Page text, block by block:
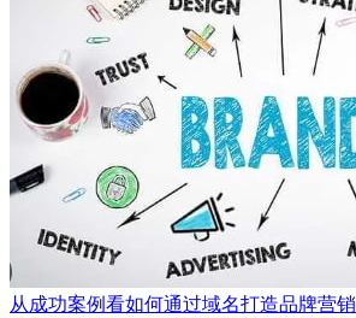
从成功案例看如何通过域名打造品牌营销